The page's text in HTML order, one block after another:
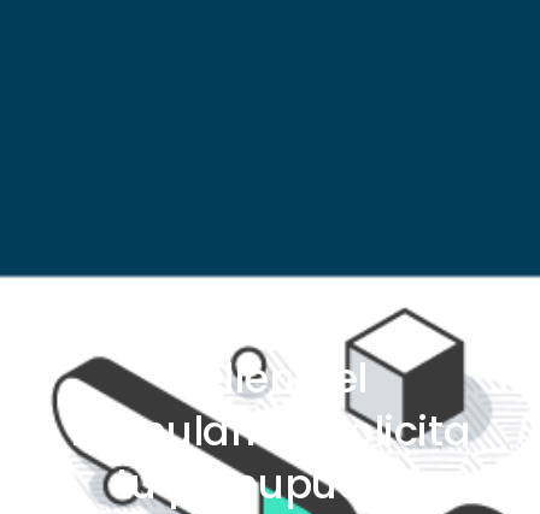
Rellena el
formulario y solicita
tu presupuesto